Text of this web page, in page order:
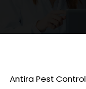
Antira Pest Control